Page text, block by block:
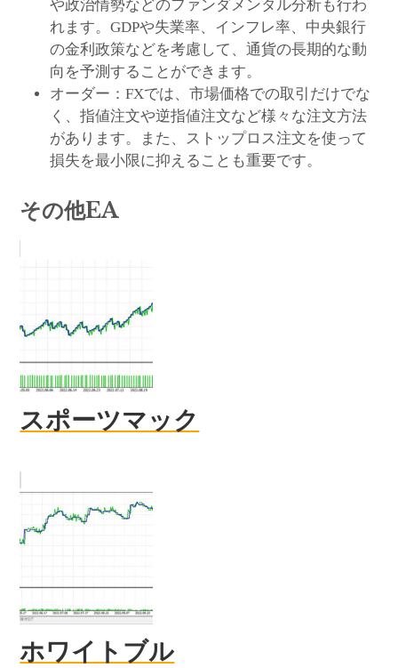
や政治情勢などのファンダメンタル分析も行わ
れます。GDPや失業率、インフレ率、中央銀行
の金利政策などを考慮して、通貨の長期的な動
向を予測することができます。
オーダー：FXでは、市場価格での取引だけでな
く、指値注文や逆指値注文など様々な注文方法
があります。また、ストップロス注文を使って
損失を最小限に抑えることも重要です。
その他EA
スポーツマック
ホワイトブル